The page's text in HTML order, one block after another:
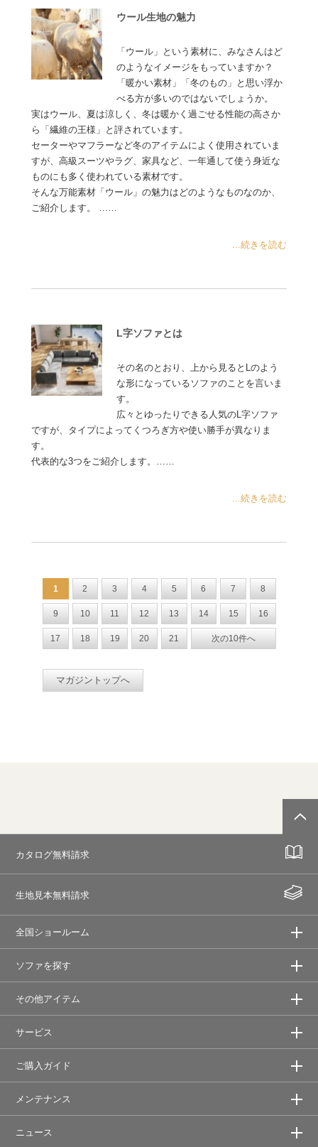
ウール生地の魅力
「ウール」という素材に、みなさんはど
のようなイメージをもっていますか？
「暖かい素材」「冬のもの」と思い浮か
べる方が多いのではないでしょうか。
実はウール、夏は涼しく、冬は暖かく過ごせる性能の高さか
ら「繊維の王様」と評されています。
セーターやマフラーなど冬のアイテムによく使用されていま
すが、高級スーツやラグ、家具など、一年通して使う身近な
ものにも多く使われている素材です。
そんな万能素材「ウール」の魅力はどのようなものなのか、
ご紹介します。 ……
...続きを読む
L字ソファとは
その名のとおり、上から見るとLのよう
な形になっているソファのことを言いま
す。
広々とゆったりできる人気のL字ソファ
ですが、タイプによってくつろぎ方や使い勝手が異なりま
す。
代表的な3つをご紹介します。……
...続きを読む
1 2 3 4 5 6 7 8
9 10 11 12 13 14 15 16
17 18 19 20 21 次の10件へ
マガジントップへ
カタログ無料請求
生地見本無料請求
全国ショールーム
ソファを探す
その他アイテム
サービス
ご購入ガイド
メンテナンス
ニュース